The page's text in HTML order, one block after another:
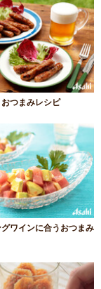
つまみレシピ
ワインに合うおつまみ